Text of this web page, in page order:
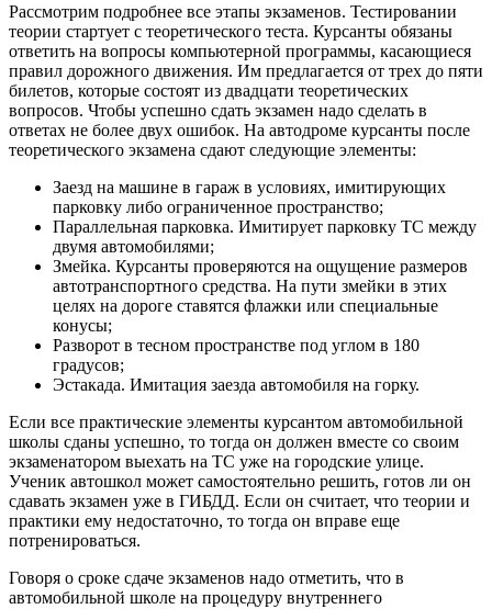
Рассмотрим подробнее все этапы экзаменов. Тестировании
теории стартует с теоретического теста. Курсанты обязаны
ответить на вопросы компьютерной программы, касающиеся
правил дорожного движения. Им предлагается от трех до пяти
билетов, которые состоят из двадцати теоретических
вопросов. Чтобы успешно сдать экзамен надо сделать в
ответах не более двух ошибок. На автодроме курсанты после
теоретического экзамена сдают следующие элементы:
Заезд на машине в гараж в условиях, имитирующих
парковку либо ограниченное пространство;
Параллельная парковка. Имитирует парковку ТС между
двумя автомобилями;
Змейка. Курсанты проверяются на ощущение размеров
автотранспортного средства. На пути змейки в этих
целях на дороге ставятся флажки или специальные
конусы;
Разворот в тесном пространстве под углом в 180
градусов;
Эстакада. Имитация заезда автомобиля на горку.
Если все практические элементы курсантом автомобильной
школы сданы успешно, то тогда он должен вместе со своим
экзаменатором выехать на ТС уже на городские улице.
Ученик автошкол может самостоятельно решить, готов ли он
сдавать экзамен уже в ГИБДД. Если он считает, что теории и
практики ему недостаточно, то тогда он вправе еще
потренироваться.
Говоря о сроке сдаче экзаменов надо отметить, что в
автомобильной школе на процедуру внутреннего